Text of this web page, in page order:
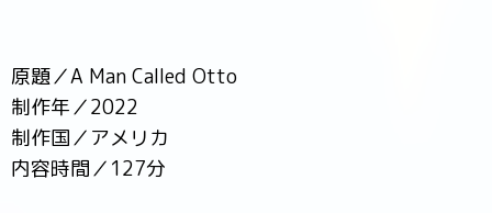
原題／A Man Called Otto
制作年／2022
制作国／アメリカ
内容時間／127分